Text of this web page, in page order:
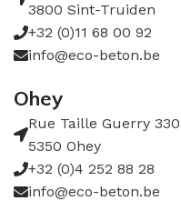
3800 Sint-Truiden
+32 (0)11 68 00 92
info@eco-beton.be
Ohey
Rue Taille Guerry 330
5350 Ohey
+32 (0)4 252 88 28
info@eco-beton.be